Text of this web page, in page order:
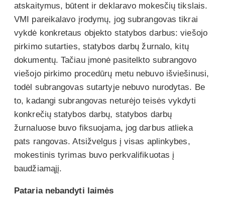
atskaitymus, būtent ir deklaravo mokesčių tikslais.
VMI pareikalavo įrodymų, jog subrangovas tikrai
vykdė konkretaus objekto statybos darbus: viešojo
pirkimo sutarties, statybos darbų žurnalo, kitų
dokumentų. Tačiau įmonė pasitelkto subrangovo
viešojo pirkimo procedūrų metu nebuvo išviešinusi,
todėl subrangovas sutartyje nebuvo nurodytas. Be
to, kadangi subrangovas neturėjo teisės vykdyti
konkrečių statybos darbų, statybos darbų
žurnaluose buvo fiksuojama, jog darbus atlieka
pats rangovas. Atsižvelgus į visas aplinkybes,
mokestinis tyrimas buvo perkvalifikuotas į
baudžiamąjį.
Pataria nebandyti laimės